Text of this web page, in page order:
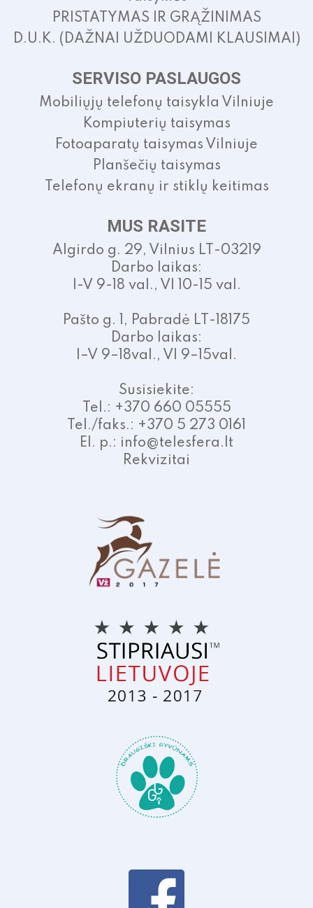
PRISTATYMAS IR GRĄŽINIMAS
D.U.K. (DAŽNAI UŽDUODAMI KLAUSIMAI)
SERVISO PASLAUGOS
Mobiliųjų telefonų taisykla Vilniuje
Kompiuterių taisymas
Fotoaparatų taisymas Vilniuje
Planšečių taisymas
Telefonų ekranų ir stiklų keitimas
MUS RASITE
Algirdo g. 29, Vilnius LT-03219
Darbo laikas:
I-V 9-18 val., VI 10-15 val.
Pašto g. 1, Pabradė LT-18175
Darbo laikas:
I–V 9–18val., VI 9–15val.
Susisiekite:
Tel.: +370 660 05555
Tel./faks.: +370 5 273 0161
El. p.: info@telesfera.lt
Rekvizitai